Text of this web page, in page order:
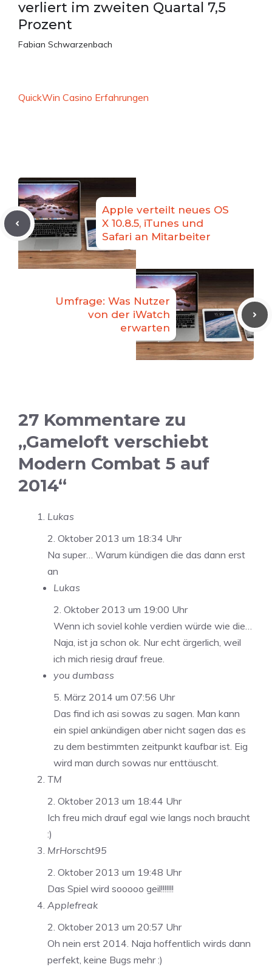
verliert im zweiten Quartal 7,5
Prozent
Fabian Schwarzenbach
QuickWin Casino Erfahrungen
Apple verteilt neues OS
X 10.8.5, iTunes und
Safari an Mitarbeiter
Umfrage: Was Nutzer
von der iWatch
erwarten
27 Kommentare zu
„Gameloft verschiebt
Modern Combat 5 auf
2014“
Lukas
2. Oktober 2013 um 18:34 Uhr
Na super… Warum kündigen die das dann erst
an
Lukas
2. Oktober 2013 um 19:00 Uhr
Wenn ich soviel kohle verdien würde wie die…
Naja, ist ja schon ok. Nur echt ärgerlich, weil
ich mich riesig drauf freue.
you dumbass
5. März 2014 um 07:56 Uhr
Das find ich asi sowas zu sagen. Man kann
ein spiel ankündigen aber nicht sagen das es
zu dem bestimmten zeitpunkt kaufbar ist. Eig
wird man durch sowas nur enttäuscht.
TM
2. Oktober 2013 um 18:44 Uhr
Ich freu mich drauf egal wie langs noch braucht
:)
MrHorscht95
2. Oktober 2013 um 19:48 Uhr
Das Spiel wird sooooo geil!!!!!!!
Applefreak
2. Oktober 2013 um 20:57 Uhr
Oh nein erst 2014. Naja hoffentlich wirds dann
perfekt, keine Bugs mehr :)